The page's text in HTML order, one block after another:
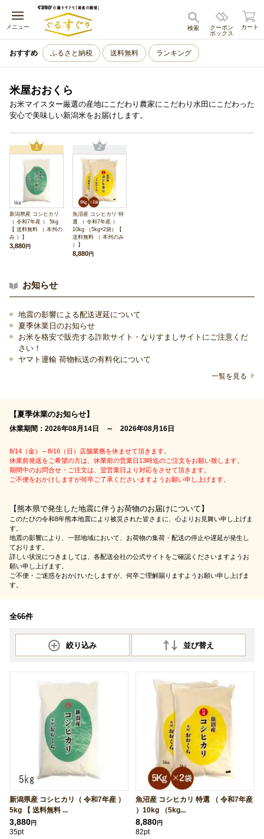
メニュー
キャンセル
クーポン
ボックス
検索 カート
おすすめ ふるさと納税 送料無料 ランキング
米屋おおくら
お米マイスター厳選の産地にこだわり農家にこだわり水田にこだわった
安心で美味しい新潟米をお届けします。
1
新潟県産 コシヒカリ
（ 令和7年産 ） 5kg
【 送料無料 （ 本州の
み ）】
3,880 円
2
魚沼産 コシヒカリ 特
選 （ 令和7年産 ）
10kg （5kg×2袋）【
送料無料 （ 本州のみ
）】
8,880円
お知らせ
地震の影響による配送遅延について
夏季休業日のお知らせ
お米を格安で販売する詐欺サイト・なりすましサイトにご注意くだ
さい！
ヤマト運輸 荷物転送の有料化について
一覧を見る
【夏季休業のお知らせ】
休業期間：2026年08月14日 ～ 2026年08月16日
8/14（金）～8/16（日）店舗業務を休ませて頂きます。
休業前発送をご希望の方は、休業前の営業日13時迄のご注文をお願い致します。
期間中のお問合せ・ご注文は、翌営業日より対応をさせて頂きます。
ご不便をおかけしますが何卒ご了承くださいますようお願い申し上げます。
【熊本県で発生した地震に伴うお荷物のお届けについて】
このたびの令和8年熊本地震により被災された皆さまに、心よりお見舞い申し上げま
す。
地震の影響により、一部地域において、お荷物の集荷・配送の停止や遅延が発生し
ております。
詳しい状況につきましては、各配送会社の公式サイトをご確認くださいますようお
願い申し上げます。
ご不便・ご迷惑をおかけいたしますが、何卒ご理解賜りますようお願い申し上げま
す。
全66件
絞り込み 並び替え
新潟県産 コシヒカリ（ 令和7年産 ）
5kg 【 送料無料 ...
3,880円
35pt
魚沼産 コシヒカリ 特選 （ 令和7年産
）10kg （5kg...
8,880円
82pt